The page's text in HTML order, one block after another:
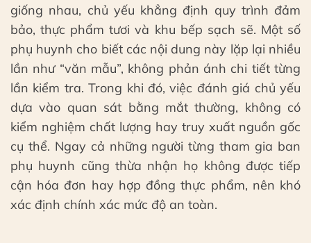
giống nhau, chủ yếu khẳng định quy trình đảm
bảo, thực phẩm tươi và khu bếp sạch sẽ. Một số
phụ huynh cho biết các nội dung này lặp lại nhiều
lần như “văn mẫu”, không phản ánh chi tiết từng
lần kiểm tra. Trong khi đó, việc đánh giá chủ yếu
dựa vào quan sát bằng mắt thường, không có
kiểm nghiệm chất lượng hay truy xuất nguồn gốc
cụ thể. Ngay cả những người từng tham gia ban
phụ huynh cũng thừa nhận họ không được tiếp
cận hóa đơn hay hợp đồng thực phẩm, nên khó
xác định chính xác mức độ an toàn.